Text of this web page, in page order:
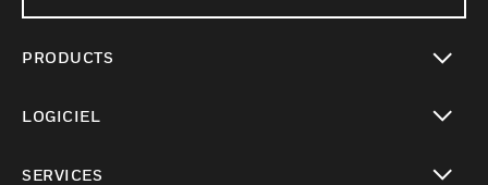
PRODUCTS
LOGICIEL
SERVICES